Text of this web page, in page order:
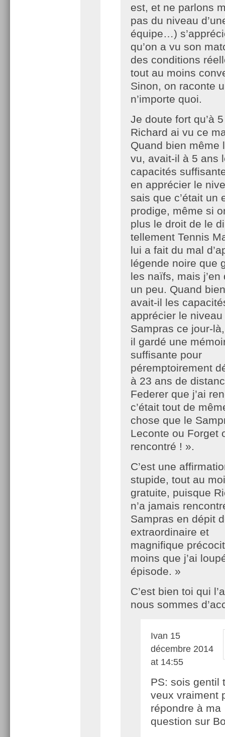
est, et ne parlons
pas du niveau
équipe…)
qu’on a vu son
des conditions
tout au moins
Sinon, on raconte
n’importe quoi.
Je doute fort qu’à
Richard ai vu ce
Quand bien même
vu, avait-il à 5 ans
capacités
en apprécier le
sais que c’était un
prodige, même si
plus le droit de le
tellement Tennis
lui a fait du mal
légende noire que
les naïfs, mais j’en
un peu. Quand
avait-il les
apprécier le niveau
Sampras ce jour-
il gardé une
suffisante pour
péremptoirement
à 23 ans de
Federer que j’ai
c’était tout de
chose que le
Leconte ou Forget
rencontré ! ».
C’est une
stupide, tout au
gratuite, puisque
n’a jamais
Sampras en dépit
extraordinaire et
magnifique
moins que j’ai
épisode. »
C’est bien toi qui
nous sommes
Ivan 15
décembre 2014
at 14:55
PS: sois gentil
veux vraiment
répondre à ma
question sur